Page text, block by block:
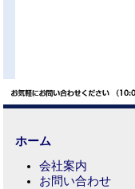
ホーム
会社案内
お問い合わせ